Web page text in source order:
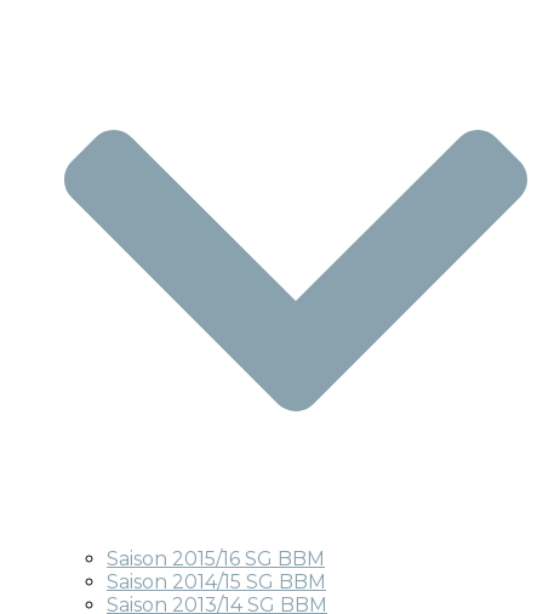
Saison 2015/16 SG BBM
Saison 2014/15 SG BBM
Saison 2013/14 SG BBM